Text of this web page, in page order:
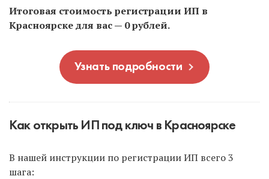
Итоговая стоимость регистрации ИП в
Красноярске для вас — 0 рублей.
Узнать подробности
Как открыть ИП под ключ в Красноярске
В нашей инструкции по регистрации ИП всего 3
шага: